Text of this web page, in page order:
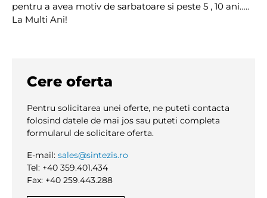
pentru a avea motiv de sarbatoare si peste 5 , 10 ani…..
La Multi Ani!
Cere oferta
Pentru solicitarea unei oferte, ne puteti contacta
folosind datele de mai jos sau puteti completa
formularul de solicitare oferta.
E-mail: sales@sintezis.ro
Tel: +40 359.401.434
Fax: +40 259.443.288